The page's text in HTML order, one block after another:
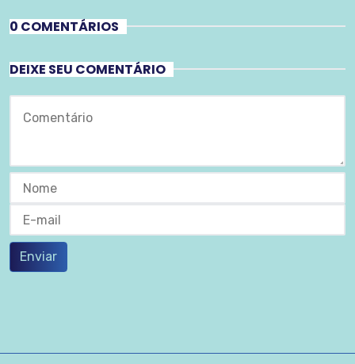
0 COMENTÁRIOS
DEIXE SEU COMENTÁRIO
Enviar